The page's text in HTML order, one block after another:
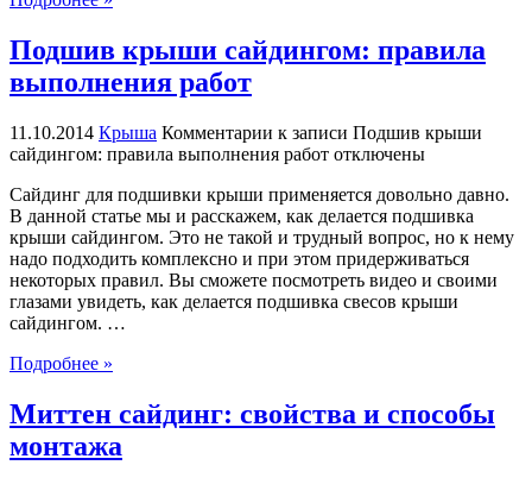
Подшив крыши сайдингом: правила
выполнения работ
11.10.2014 Крыша Комментарии к записи Подшив крыши
сайдингом: правила выполнения работ отключены
Сайдинг для подшивки крыши применяется довольно давно.
В данной статье мы и расскажем, как делается подшивка
крыши сайдингом. Это не такой и трудный вопрос, но к нему
надо подходить комплексно и при этом придерживаться
некоторых правил. Вы сможете посмотреть видео и своими
глазами увидеть, как делается подшивка свесов крыши
сайдингом. …
Подробнее »
Миттен сайдинг: свойства и способы
монтажа